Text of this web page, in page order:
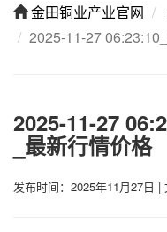
金田铜业产业官网
2025-11-27
2025-11-27
_最新行情价格
发布时间：2025年11月27日 |